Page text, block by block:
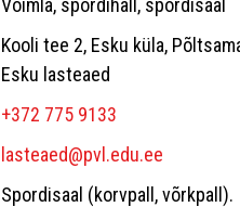
Võimla, spordihall, spordisaal
Kooli tee 2, Esku küla,
Esku lasteaed
+372 775 9133
lasteaed@pvl.edu.ee
Spordisaal (korvpall, võrkpall).